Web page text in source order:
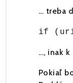
… treba
if (uri
…, inak
Pokiaľ